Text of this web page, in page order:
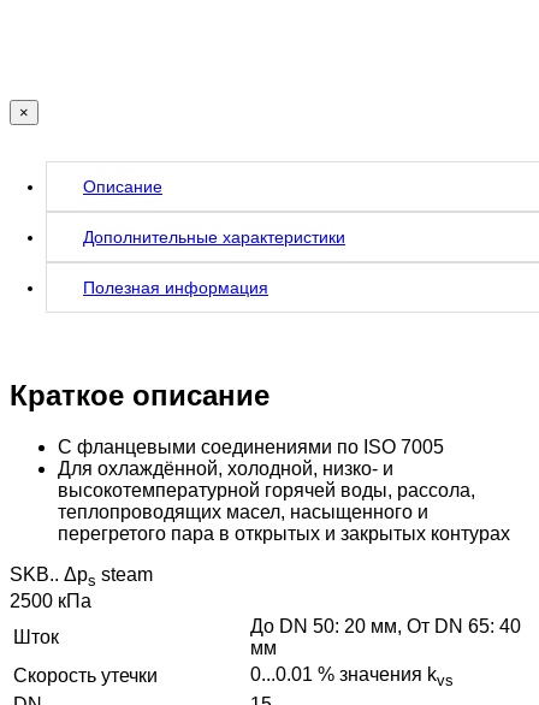
×
Описание
Дополнительные характеристики
Полезная информация
Краткое описание
С фланцевыми соединениями по ISO 7005
Для охлаждённой, холодной, низко- и
высокотемпературной горячей воды, рассола,
теплопроводящих масел, насыщенного и
перегретого пара в открытых и закрытых контурах
SKB.. Δps steam
2500 кПа
Шток
До DN 50: 20 мм, От DN 65: 40
мм
Скорость утечки
0...0.01 % значения kvs